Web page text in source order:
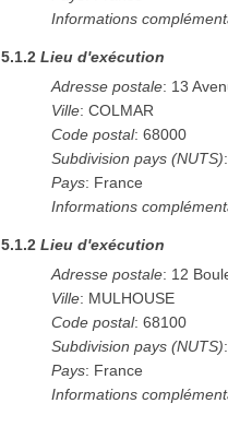
Informations
5.1.2Lieu d'exécution
Adresse postale: 13
Ville:COLMAR
Code postal:68000
Subdivision pays (NUTS):
Pays: France
Informations
5.1.2Lieu d'exécution
Adresse postale: 12
Ville: MULHOUSE
Code postal:68100
Subdivision pays (NUTS):
Pays: France
Informations